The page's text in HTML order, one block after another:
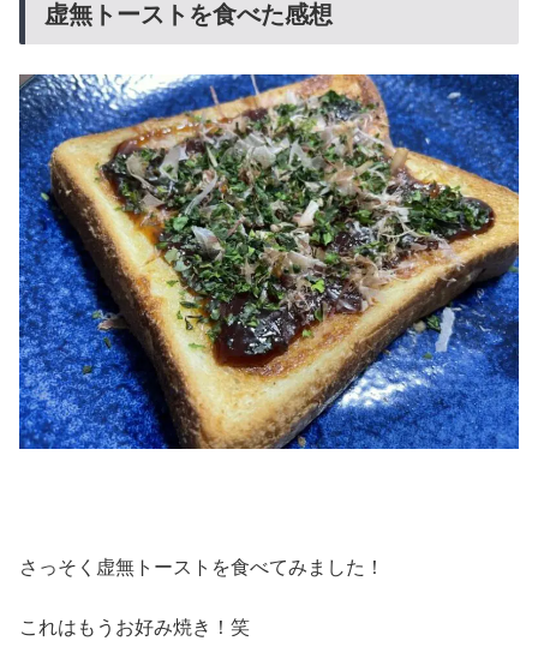
虚無トーストを食べた感想
さっそく虚無トーストを食べてみました！
これはもうお好み焼き！笑